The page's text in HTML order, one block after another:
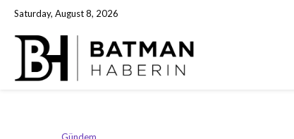
Saturday, August 8, 2026